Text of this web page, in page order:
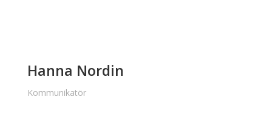
Hanna Nordin
Kommunikatör